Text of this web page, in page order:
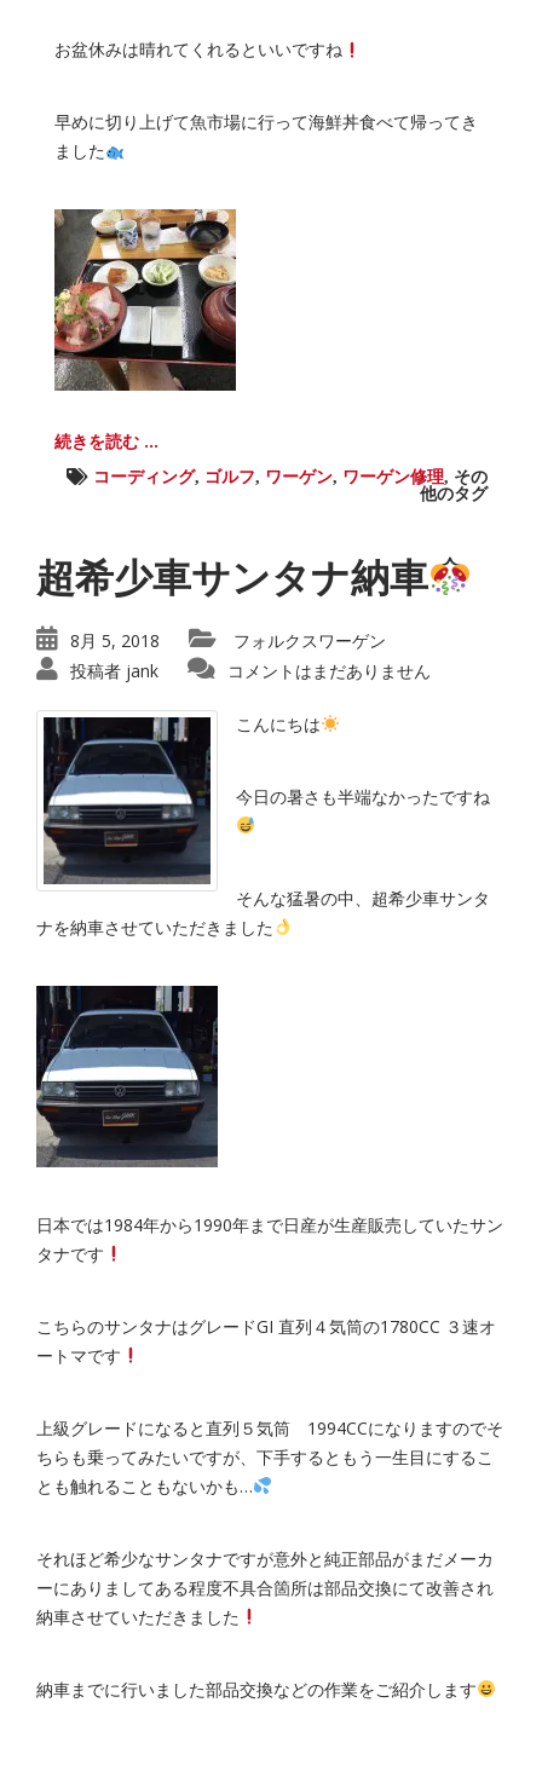
お盆休みは晴れてくれるといいですね
早めに切り上げて魚市場に行って海鮮丼食べて帰ってき
ました
続きを読む ...
コーディング, ゴルフ, ワーゲン, ワーゲン修理, その
他のタグ
超希少車サンタナ納車
8月 5, 2018
フォルクスワーゲン
投稿者 jank コメントはまだありません
こんにちは
今日の暑さも半端なかったですね
そんな猛暑の中、超希少車サンタ
ナを納車させていただきました
日本では1984年から1990年まで日産が生産販売していたサン
タナです
こちらのサンタナはグレードGI 直列４気筒の1780CC ３速オ
ートマです
上級グレードになると直列５気筒 1994CCになりますのでそ
ちらも乗ってみたいですが、下手するともう一生目にするこ
とも触れることもないかも…
それほど希少なサンタナですが意外と純正部品がまだメーカ
ーにありましてある程度不具合箇所は部品交換にて改善され
納車させていただきました
納車までに行いました部品交換などの作業をご紹介します